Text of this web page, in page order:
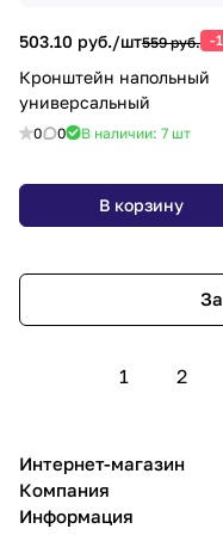
503.10 руб./шт559 руб. -
Кронштейн напольный
универсальный
0 0 В наличии: 7 шт
В корзину
1 2
Интернет-магазин
Компания
Информация